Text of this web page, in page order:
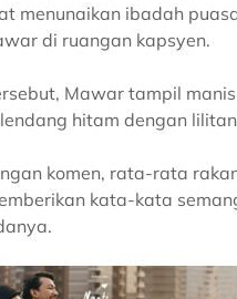
menunaikan ibadah
di ruangan kapsyen.
Mawar tampil manis
hitam dengan
komen, rata-rata
kata-kata